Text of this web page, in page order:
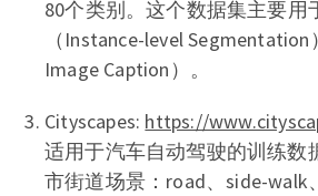
80个类别。这个数据集主要用
（Instance-level
Image Caption）。
Cityscapes: https://
适用于汽车自动驾驶的训练数
市街道场景：road、side-walk